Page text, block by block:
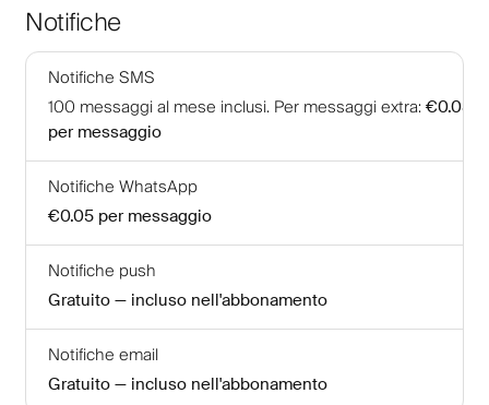
Notifiche
Notifiche SMS
100 messaggi al mese inclusi. Per messaggi extra: €0.085
per messaggio
Notifiche WhatsApp
€0.05 per messaggio
Notifiche push
Gratuito — incluso nell'abbonamento
Notifiche email
Gratuito — incluso nell'abbonamento